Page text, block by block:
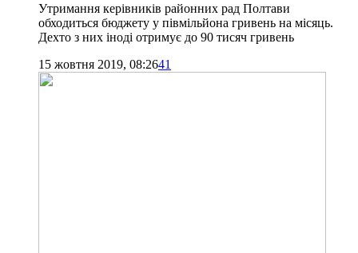
Утримання керівників районних рад Полтави
обходиться бюджету у півмільйона гривень на місяць.
Дехто з них іноді отримує до 90 тисяч гривень
15 жовтня 2019, 08:2641